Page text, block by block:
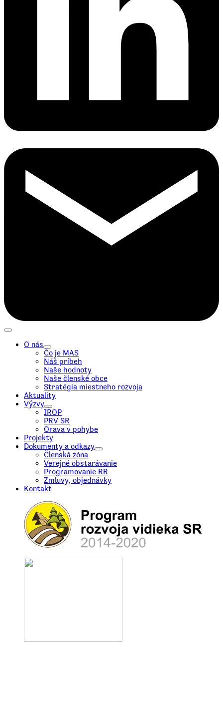
O nás
Čo je MAS
Náš príbeh
Naše hodnoty
Naše členské obce
Stratégia miestneho rozvoja
Aktuality
Výzvy
IROP
PRV SR
Orava v pohybe
Projekty
Dokumenty a odkazy
Členská zóna
Verejné obstarávanie
Programovanie RR
Zmluvy, objednávky
Kontakt